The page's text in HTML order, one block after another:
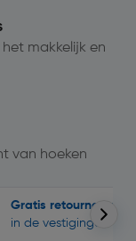
makkelijk en
van hoeken
Gratis retourneren
in de vestigingen